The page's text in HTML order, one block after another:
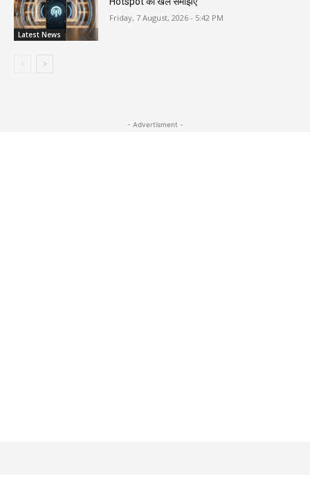
Latest News
Friday, 7 August, 2026 - 5:42 PM
- Advertisment -